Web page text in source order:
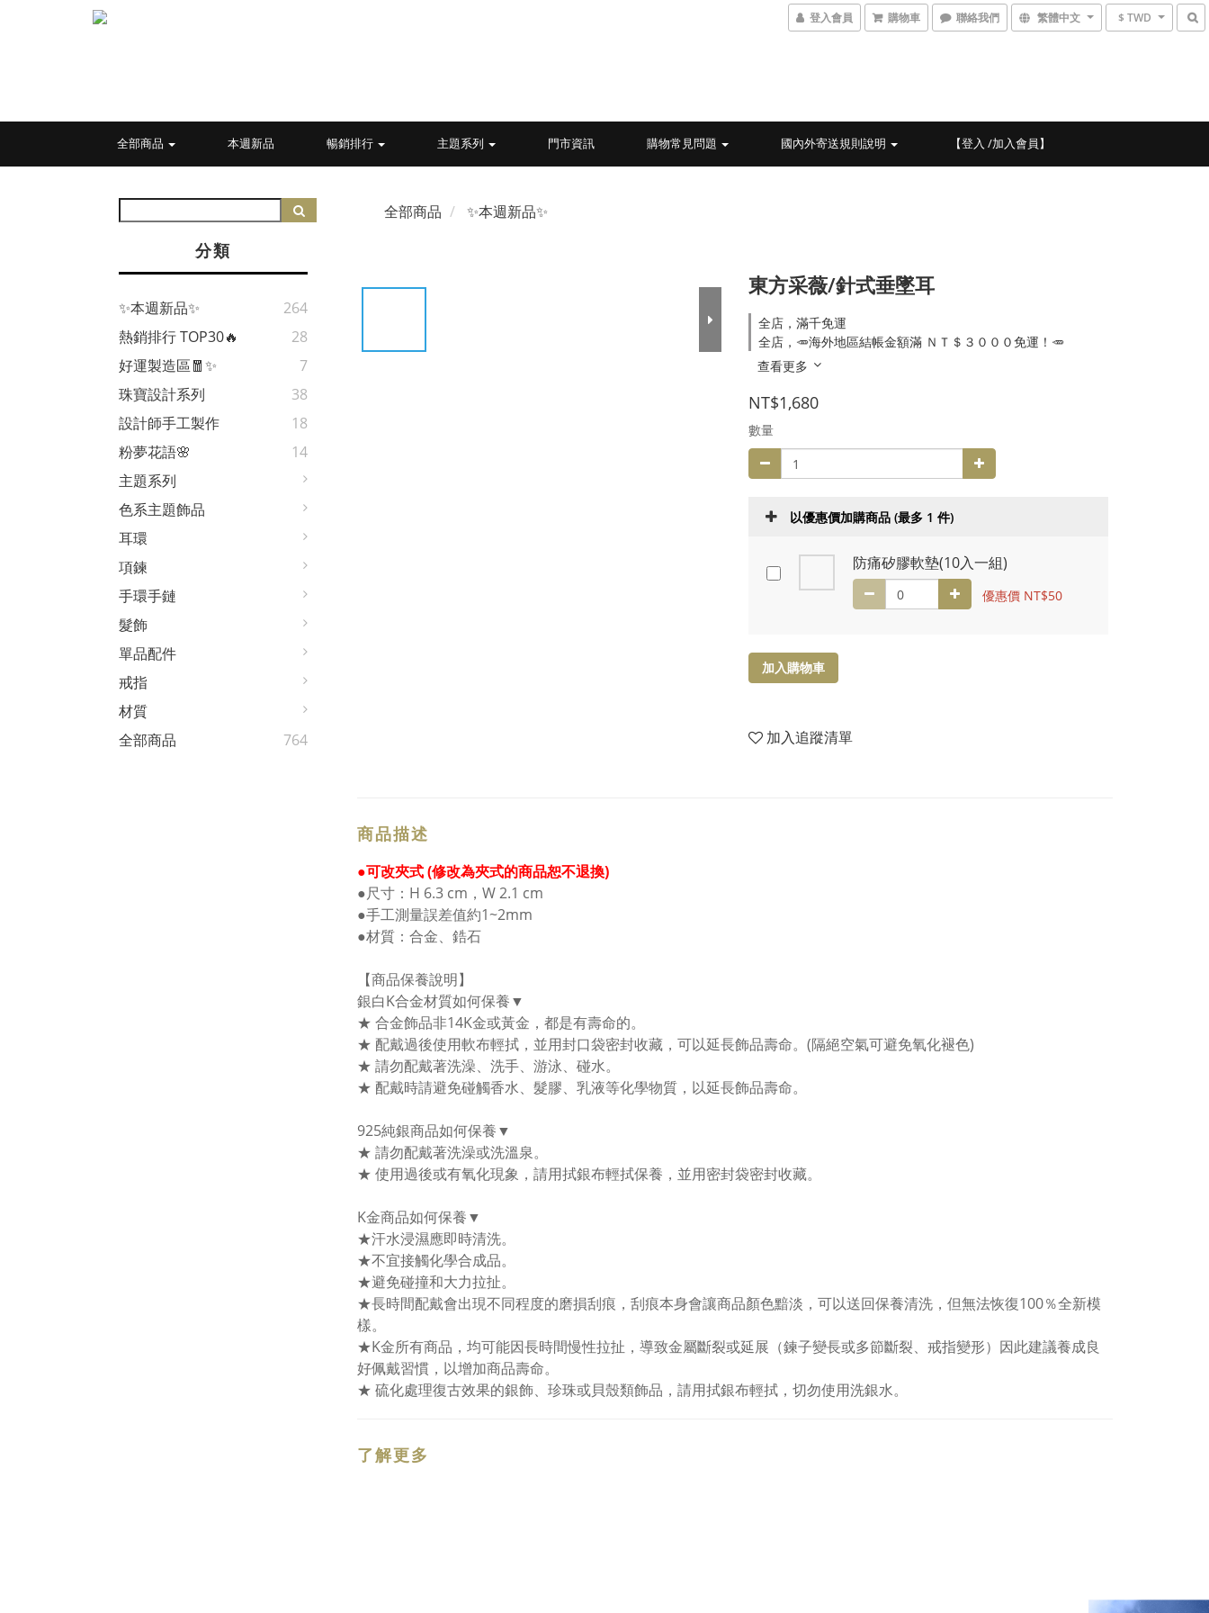
登入會員 購物車 聯絡我們 繁體中文 $ TWD
全部商品 本週新品 暢銷排行 主題系列 門市資訊 購物常見問題 國內外寄送規則說明 【登入 /加入會員】
分類
✨本週新品✨
264
熱銷排行 TOP30🔥
28
好運製造區🧧✨
7
珠寶設計系列
38
設計師手工製作
18
粉夢花語🌸
14
主題系列
色系主題飾品
耳環
項鍊
手環手鏈
髮飾
單品配件
戒指
材質
全部商品
764
全部商品 ✨本週新品✨
東方采薇/針式垂墜耳
全店，滿千免運
全店，🥕海外地區結帳金額滿 ＮＴ＄３０００免運！🥕
查看更多
NT$1,680
數量
以優惠價加購商品 (最多 1 件)
防痛矽膠軟墊(10入一組)
優惠價 NT$50
加入購物車
加入追蹤清單
商品描述
●可改夾式 (修改為夾式的商品恕不退換)
●尺寸：H 6.3 cm，W 2.1 cm
●手工測量誤差值約1~2mm
●材質：合金、鋯石
【商品保養說明】
銀白K合金材質如何保養▼
★ 合金飾品非14K金或黃金，都是有壽命的。
★ 配戴過後使用軟布輕拭，並用封口袋密封收藏，可以延長飾品壽命。(隔絕空氣可避免氧化褪色)
★ 請勿配戴著洗澡、洗手、游泳、碰水。
★ 配戴時請避免碰觸香水、髮膠、乳液等化學物質，以延長飾品壽命。
925純銀商品如何保養▼
★ 請勿配戴著洗澡或洗溫泉。
★ 使用過後或有氧化現象，請用拭銀布輕拭保養，並用密封袋密封收藏。
K金商品如何保養▼
★汗水浸濕應即時清洗。
★不宜接觸化學合成品。
★避免碰撞和大力拉扯。
★長時間配戴會出現不同程度的磨損刮痕，刮痕本身會讓商品顏色黯淡，可以送回保養清洗，但無法恢復100％全新模
樣。
★K金所有商品，均可能因長時間慢性拉扯，導致金屬斷裂或延展（鍊子變長或多節斷裂、戒指變形）因此建議養成良
好佩戴習慣，以增加商品壽命。
★ 硫化處理復古效果的銀飾、珍珠或貝殼類飾品，請用拭銀布輕拭，切勿使用洗銀水。
了解更多